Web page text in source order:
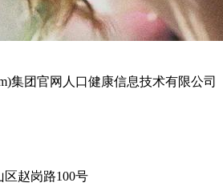
集团官网人口健康信息技术有限公司
赵岗路100号